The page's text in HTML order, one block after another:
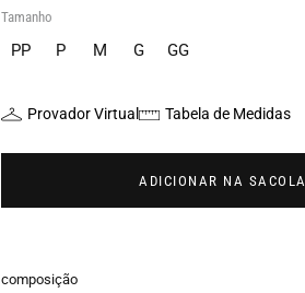
Tamanho
PP P M G GG
Provador Virtual Tabela de Medidas
ADICIONAR NA SACOLA
composição